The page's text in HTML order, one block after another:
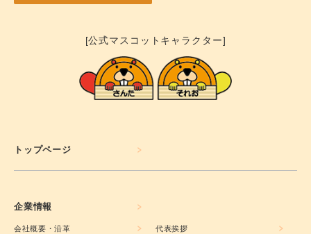
[公式マスコットキャラクター]
トップページ
企業情報
会社概要・沿革 代表挨拶